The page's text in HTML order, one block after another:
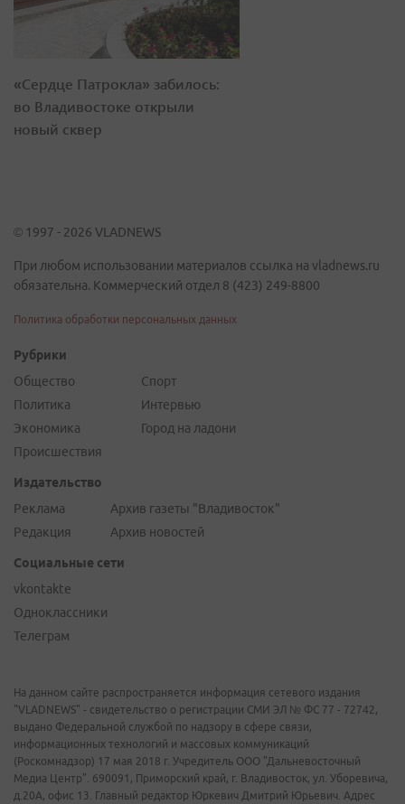
«Сердце Патрокла» забилось:
во Владивостоке открыли
новый сквер
© 1997 - 2026 VLADNEWS
При любом использовании материалов ссылка на vladnews.ru
обязательна. Коммерческий отдел 8 (423) 249-8800
Политика обработки персональных данных
Рубрики
Общество
Политика
Экономика
Происшествия
Спорт
Интервью
Город на ладони
Издательство
Реклама
Редакция
Архив газеты "Владивосток"
Архив новостей
Социальные сети
vkontakte
Одноклассники
Телеграм
На данном сайте распространяется информация сетевого издания
"VLADNEWS" - свидетельство о регистрации СМИ ЭЛ № ФС 77 - 72742,
выдано Федеральной службой по надзору в сфере связи,
информационных технологий и массовых коммуникаций
(Роскомнадзор) 17 мая 2018 г. Учредитель ООО "Дальневосточный
Медиа Центр". 690091, Приморский край, г. Владивосток, ул. Уборевича,
д.20А, офис 13. Главный редактор Юркевич Дмитрий Юрьевич. Адрес